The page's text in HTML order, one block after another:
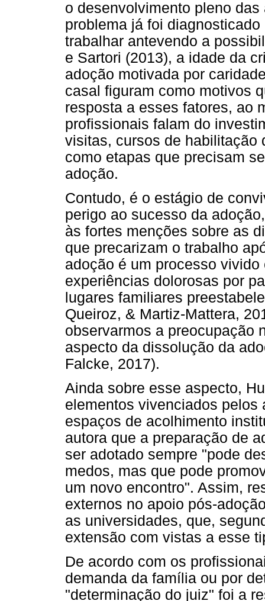
o desenvolvimento pleno
problema já foi
trabalhar antevendo a
e Sartori (2013), a idade da
adoção motivada por
casal figuram como motivos
resposta a esses fatores, ao
profissionais falam do
visitas, cursos de habilitação
como etapas que precisam
adoção.
Contudo, é o estágio de
perigo ao sucesso da
às fortes menções sobre as
que precarizam o trabalho
adoção é um processo
experiências dolorosas por
lugares familiares
Queiroz, & Martiz-Mattera,
observarmos a preocupação
aspecto da dissolução da
Falcke, 2017).
Ainda sobre esse aspecto,
elementos vivenciados pelos
espaços de acolhimento
autora que a preparação de
ser adotado sempre "pode
medos, mas que pode
um novo encontro". Assim,
externos no apoio pós-
as universidades, que,
extensão com vistas a esse
De acordo com os
demanda da família ou por
"determinação do juiz" foi a